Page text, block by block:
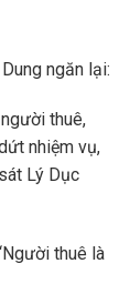
ngăn lại:
thuê,
nhiệm vụ,
Lý Dục
thuê là